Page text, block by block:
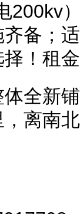
200kv
备；
！租
全新
离南